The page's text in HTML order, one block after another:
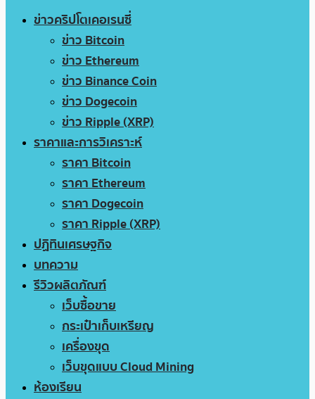
ข่าวคริปโตเคอเรนซี่
ข่าว Bitcoin
ข่าว Ethereum
ข่าว Binance Coin
ข่าว Dogecoin
ข่าว Ripple (XRP)
ราคาและการวิเคราะห์
ราคา Bitcoin
ราคา Ethereum
ราคา Dogecoin
ราคา Ripple (XRP)
ปฏิทินเศรษฐกิจ
บทความ
รีวิวผลิตภัณฑ์
เว็บซื้อขาย
กระเป๋าเก็บเหรียญ
เครื่องขุด
เว็บขุดแบบ Cloud Mining
ห้องเรียน